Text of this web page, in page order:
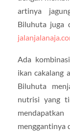
artinya
Biluhuta juga
Ada
ikan cakalang
Biluhuta
nutrisi yang
menggantinya